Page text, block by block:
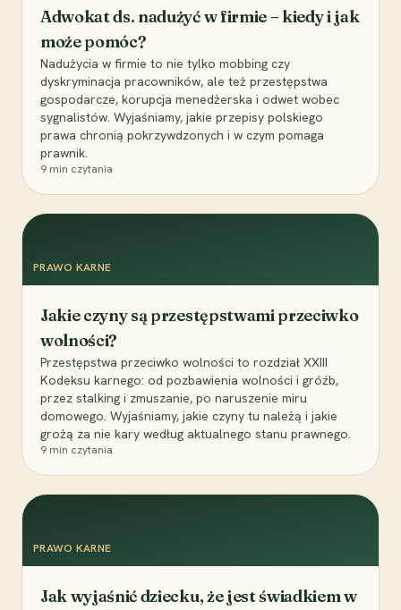
Adwokat ds. nadużyć w firmie – kiedy i jak
może pomóc?
Nadużycia w firmie to nie tylko mobbing czy
dyskryminacja pracowników, ale też przestępstwa
gospodarcze, korupcja menedżerska i odwet wobec
sygnalistów. Wyjaśniamy, jakie przepisy polskiego
prawa chronią pokrzywdzonych i w czym pomaga
prawnik.
9 min czytania
PRAWO KARNE
Jakie czyny są przestępstwami przeciwko
wolności?
Przestępstwa przeciwko wolności to rozdział XXIII
Kodeksu karnego: od pozbawienia wolności i gróźb,
przez stalking i zmuszanie, po naruszenie miru
domowego. Wyjaśniamy, jakie czyny tu należą i jakie
grożą za nie kary według aktualnego stanu prawnego.
9 min czytania
PRAWO KARNE
Jak wyjaśnić dziecku, że jest świadkiem w